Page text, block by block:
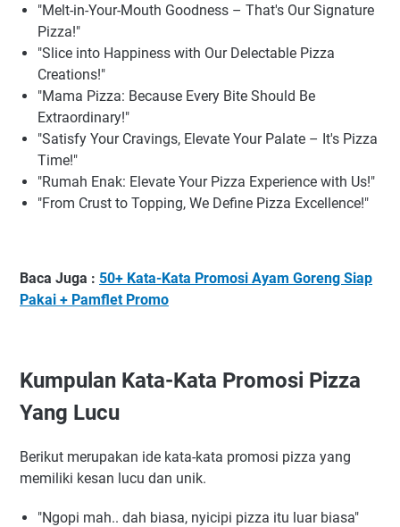
"Melt-in-Your-Mouth Goodness – That's Our Signature
Pizza!"
"Slice into Happiness with Our Delectable Pizza
Creations!"
"Mama Pizza: Because Every Bite Should Be
Extraordinary!"
"Satisfy Your Cravings, Elevate Your Palate – It's Pizza
Time!"
"Rumah Enak: Elevate Your Pizza Experience with Us!"
"From Crust to Topping, We Define Pizza Excellence!"
Baca Juga : 50+ Kata-Kata Promosi Ayam Goreng Siap
Pakai + Pamflet Promo
Kumpulan Kata-Kata Promosi Pizza
Yang Lucu
Berikut merupakan ide kata-kata promosi pizza yang
memiliki kesan lucu dan unik.
"Ngopi mah.. dah biasa, nyicipi pizza itu luar biasa"